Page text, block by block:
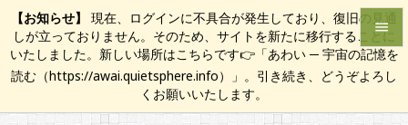
【お知らせ】
現在、ログインに不具合が発生しており、復旧の見通
しが立っておりません。そのため、サイトを新たに移行することに
いたしました。新しい場所はこちらです👉「あわい ─ 宇宙の記憶を
読む（https://awai.quietsphere.info）」。引き続き、どうぞよろし
くお願いいたします。


メニュ
